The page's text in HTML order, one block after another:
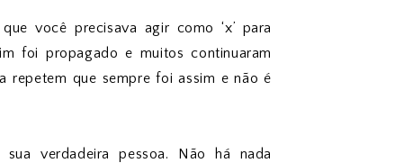
você precisava agir como ‘x’ para
foi propagado e muitos continuaram
repetem que sempre foi assim e não é
verdadeira pessoa. Não há nada